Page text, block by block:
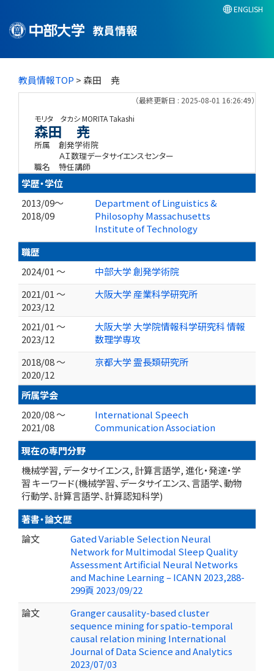
教員情報
ENGLISH
教員情報TOP > 森田 尭
（最終更新日 : 2025-08-01 16:26:49）
モリタ タカシMORITA Takashi
森田 尭
所属
創発学術院
ＡＩ数理データサイエンスセンター
職名
特任講師
学歴・学位
2013/09～
2018/09
Department of Linguistics &
Philosophy Massachusetts
Institute of Technology
職歴
2024/01 ～
中部大学 創発学術院
2021/01 ～
2023/12
大阪大学 産業科学研究所
2021/01 ～
2023/12
大阪大学 大学院情報科学研究科 情報
数理学専攻
2018/08 ～
2020/12
京都大学 霊長類研究所
所属学会
2020/08 ～
2021/08
International Speech
Communication Association
現在の専門分野
機械学習, データサイエンス, 計算言語学, 進化・発達・学
習 キーワード(機械学習、データサイエンス、言語学、動物
行動学、計算言語学、計算認知科学)
著書・論文歴
論文
Gated Variable Selection Neural
Network for Multimodal Sleep Quality
Assessment Artificial Neural Networks
and Machine Learning – ICANN 2023,288-
299頁 2023/09/22
論文
Granger causality-based cluster
sequence mining for spatio-temporal
causal relation mining International
Journal of Data Science and Analytics
2023/07/03